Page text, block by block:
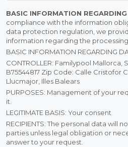
BASIC INFORMATION
compliance with the information
data protection regulation, we
information regarding the
BASIC INFORMATION REGARDING
CONTROLLER: Familypool Mallorca,
B75544817 Zip Code: Calle Cristofor
Llucmajor, Illes Balears
PURPOSES: Management of your
it.
LEGITIMATE BASIS: Your consent
RECIPIENTS: The personal data will
parties unless legal obligation or
answer to your request.